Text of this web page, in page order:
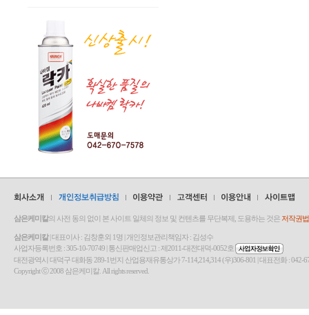
삼은케미칼의 사전 동의 없이 본 사이트 일체의 정보 및 컨텐츠를 무단복제, 도용하는 것은 저작권
삼은케미칼| 대표이사 : 김창훈외 1명 | 개인정보관리책임자 : 김성수
사업자등록번호 : 305-10-70749 | 통신판매업신고 : 제2011-대전대덕-0052호
대전광역시 대덕구 대화동 289-1번지 산업용재유통상가 7-114,214,314 (우)306-801 | 대표전화 : 042-
Copyright ⓒ 2008 삼은케미칼. All rights reserved.